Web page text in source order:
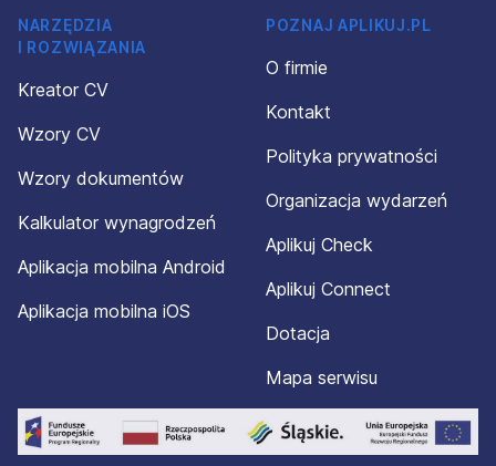
NARZĘDZIA
I ROZWIĄZANIA
Kreator CV
Wzory CV
Wzory dokumentów
Kalkulator wynagrodzeń
Aplikacja mobilna Android
Aplikacja mobilna iOS
POZNAJ APLIKUJ.PL
O firmie
Kontakt
Polityka prywatności
Organizacja wydarzeń
Aplikuj Check
Aplikuj Connect
Dotacja
Mapa serwisu